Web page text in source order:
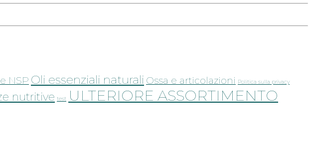
NSP Oli essenziali naturali Ossa e articolazioni Politica sulla privacy
nutritive test ULTERIORE ASSORTIMENTO